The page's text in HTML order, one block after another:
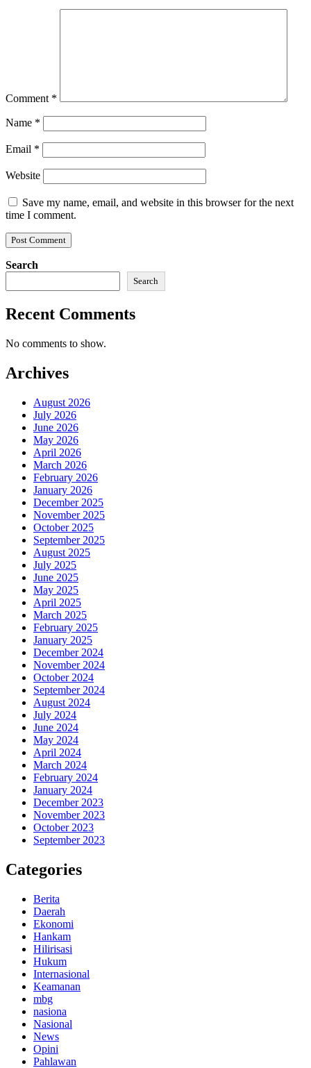
Comment *
Name *
Email *
Website
Save my name, email, and website in this browser for the next
time I comment.
Search
Search
Recent Comments
No comments to show.
Archives
August 2026
July 2026
June 2026
May 2026
April 2026
March 2026
February 2026
January 2026
December 2025
November 2025
October 2025
September 2025
August 2025
July 2025
June 2025
May 2025
April 2025
March 2025
February 2025
January 2025
December 2024
November 2024
October 2024
September 2024
August 2024
July 2024
June 2024
May 2024
April 2024
March 2024
February 2024
January 2024
December 2023
November 2023
October 2023
September 2023
Categories
Berita
Daerah
Ekonomi
Hankam
Hilirisasi
Hukum
Internasional
Keamanan
mbg
nasiona
Nasional
News
Opini
Pahlawan